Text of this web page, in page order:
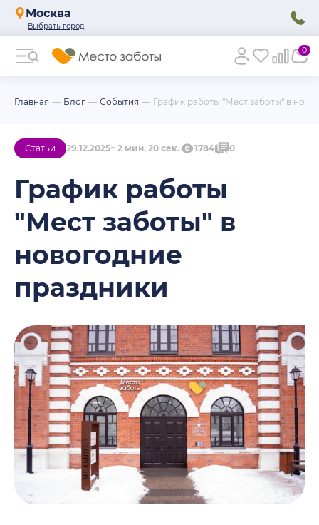
Москва
0
Главная Блог События График работы "Мест заботы" в
Статьи 29.12.2025 2 мин. 20 сек. 1784 0
График работы
"Мест заботы" в
новогодние
праздники